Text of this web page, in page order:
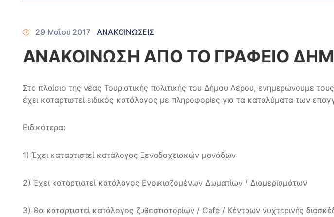
29 Μαΐου 2017 ΑΝΑΚΟΙΝΩΣΕΙΣ
ΑΝΑΚΟΙΝΩΣΗ ΑΠΟ ΤΟ ΓΡΑΦΕΙΟ
Στο πλαίσιο της νέας Τουριστικής πολιτικής του Δήμου Λέρου, ενημερώνουμε
έχει καταρτιστεί ειδικός κατάλογος με πληροφορίες για τα καταλύματα των
Ειδικότερα:
1) Έχει καταρτιστεί κατάλογος Ξενοδοχειακών μονάδων
2) Έχει καταρτιστεί κατάλογος Ενοικιαζομένων Δωματίων / Διαμερισμάτων
3) Θα καταρτιστεί κατάλογος ζυθεστιατορίων / Café / Κέντρων νυχτερινής